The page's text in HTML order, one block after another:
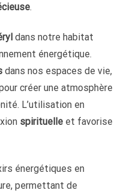
.
dans notre habitat
énergétique.
dans nos espaces de vie,
créer une atmosphère
L’utilisation en
spirituelle et favorise
énergétiques en
permettant de